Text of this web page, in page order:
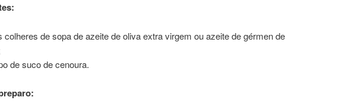
colheres de sopa de azeite de oliva extra virgem ou azeite de gérmen de
de suco de cenoura.